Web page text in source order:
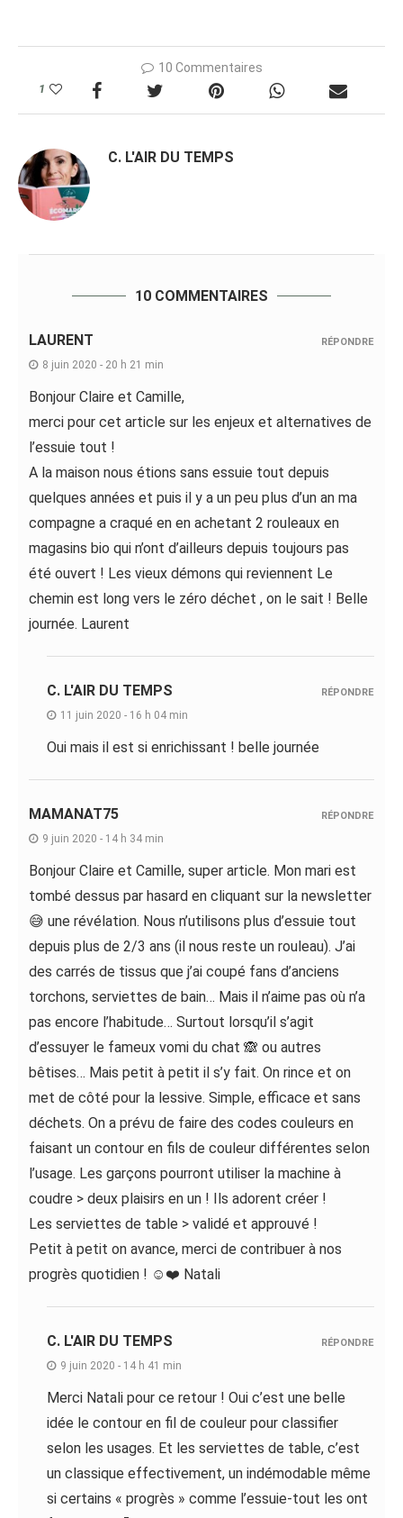
10 Commentaires
1
C. L'AIR DU TEMPS
10 COMMENTAIRES
LAURENT
8 juin 2020 - 20 h 21 min
Bonjour Claire et Camille,
merci pour cet article sur les enjeux et alternatives de
l’essuie tout !
A la maison nous étions sans essuie tout depuis
quelques années et puis il y a un peu plus d’un an ma
compagne a craqué en en achetant 2 rouleaux en
magasins bio qui n’ont d’ailleurs depuis toujours pas
été ouvert ! Les vieux démons qui reviennent Le
chemin est long vers le zéro déchet , on le sait ! Belle
journée. Laurent
RÉPONDRE
C. L'AIR DU TEMPS
11 juin 2020 - 16 h 04 min
Oui mais il est si enrichissant ! belle journée
RÉPONDRE
MAMANAT75
9 juin 2020 - 14 h 34 min
Bonjour Claire et Camille, super article. Mon mari est
tombé dessus par hasard en cliquant sur la newsletter
😅 une révélation. Nous n’utilisons plus d’essuie tout
depuis plus de 2/3 ans (il nous reste un rouleau). J’ai
des carrés de tissus que j’ai coupé fans d’anciens
torchons, serviettes de bain… Mais il n’aime pas où n’a
pas encore l’habitude… Surtout lorsqu’il s’agit
d’essuyer le fameux vomi du chat 🙈 ou autres
bêtises… Mais petit à petit il s’y fait. On rince et on
met de côté pour la lessive. Simple, efficace et sans
déchets. On a prévu de faire des codes couleurs en
faisant un contour en fils de couleur différentes selon
l’usage. Les garçons pourront utiliser la machine à
coudre > deux plaisirs en un ! Ils adorent créer !
Les serviettes de table > validé et approuvé !
Petit à petit on avance, merci de contribuer à nos
progrès quotidien ! ☺️❤️ Natali
RÉPONDRE
C. L'AIR DU TEMPS
9 juin 2020 - 14 h 41 min
Merci Natali pour ce retour ! Oui c’est une belle
idée le contour en fil de couleur pour classifier
selon les usages. Et les serviettes de table, c’est
un classique effectivement, un indémodable même
si certains « progrès » comme l’essuie-tout les ont
RÉPONDRE